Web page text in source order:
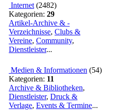
Internet (2482)
Kategorien: 29
Artikel-Archive & -
Verzeichnisse, Clubs &
Vereine, Community,
Dienstleister...
Medien & Informationen (54)
Kategorien: 11
Archive & Bibliotheken,
Dienstleister, Druck &
Verlage, Events & Termine...